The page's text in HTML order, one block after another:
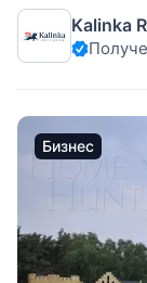
столовая, с/у,
Kalinka
Бизнес